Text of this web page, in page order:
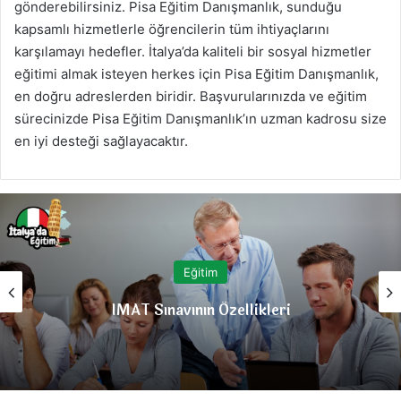
gönderebilirsiniz. Pisa Eğitim Danışmanlık, sunduğu
kapsamlı hizmetlerle öğrencilerin tüm ihtiyaçlarını
karşılamayı hedefler. İtalya’da kaliteli bir sosyal hizmetler
eğitimi almak isteyen herkes için Pisa Eğitim Danışmanlık,
en doğru adreslerden biridir. Başvurularınızda ve eğitim
sürecinizde Pisa Eğitim Danışmanlık’ın uzman kadrosu size
en iyi desteği sağlayacaktır.
Eğitim
Siena Üniversitesi Nerede, Bölümleri ve
Başvuru Şartları